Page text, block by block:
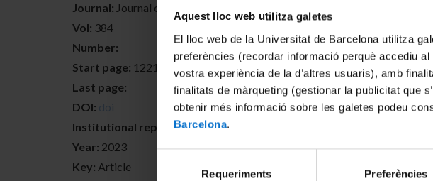
Aquest lloc web utilitza galetes
El lloc web de la Universitat de Barcelona utilitza
preferències (recordar informació perquè accediu
vostra experiència de la d’altres usuaris), amb
finalitats de màrqueting (gestionar la publicitat que
obtenir més informació sobre les galetes podeu
Barcelona.
Requeriments Preferències
Journal: Journal of Molecular Liquids
Vol: 384
Number:
Start page: 122198
Last page:
DOI: doi
Institutional repositories:
Year: 2023
Key: Article